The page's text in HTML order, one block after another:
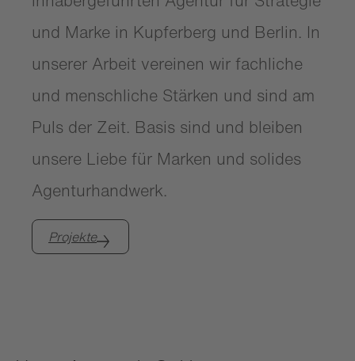
und Marke in Kupferberg und Berlin. In
unserer Arbeit vereinen wir fachliche
und menschliche Stärken und sind am
Puls der Zeit. Basis sind und bleiben
unsere Liebe für Marken und solides
Agenturhandwerk.
Projekte